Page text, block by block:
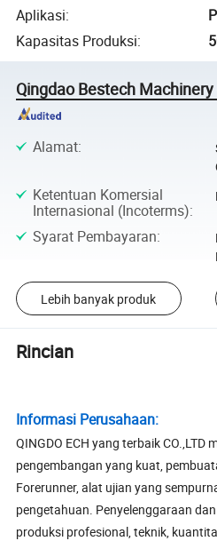
Aplikasi:
Kapasitas Produksi:
Qingdao Bestech Machinery
Alamat:
Ketentuan Komersial
Internasional (Incoterms):
Syarat Pembayaran:
Lebih banyak produk
Rincian
Informasi Perusahaan:
QINGDO ECH yang terbaik
pengembangan yang kuat,
Forerunner, alat ujian yang
pengetahuan. Penyelenggaraan
produksi profesional, teknik,